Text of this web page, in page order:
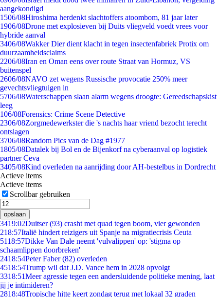
aangekondigd
1506/08Hiroshima herdenkt slachtoffers atoombom, 81 jaar later
1906/08Drone met explosieven bij Duits vliegveld voedt vrees voor
hybride aanval
3406/08Wakker Dier dient klacht in tegen insectenfabriek Protix om
duurzaamheidsclaims
2206/08Iran en Oman eens over route Straat van Hormuz, VS
buitenspel
2606/08NAVO zet wegens Russische provocatie 250% meer
gevechtsvliegtuigen in
5706/08Waterschappen slaan alarm wegens droogte: Gereedschapskist
leeg
106/08Forensics: Crime Scene Detective
2306/08Zorgmedewerkster die 's nachts haar vriend bezocht terecht
ontslagen
3706/08Random Pics van de Dag #1977
1805/08Datalek bij Bol en de Bijenkorf na cyberaanval op logistiek
partner Ceva
3405/08Kind overleden na aanrijding door AH-bestelbus in Dordrecht
Actieve items
Actieve items
Scrollbar gebruiken
opslaan
3419:02Duitser (93) crasht met quad tegen boom, vier gewonden
218:57Italië hindert reizigers uit Spanje na migratiecrisis Ceuta
5118:57Dikke Van Dale neemt 'vulvalippen' op: 'stigma op
schaamlippen doorbreken'
2418:54Peter Faber (82) overleden
4518:54Trump wil dat J.D. Vance hem in 2028 opvolgt
3318:51Meer agressie tegen een andersluidende politieke mening, laat
jij je intimideren?
2818:48Tropische hitte keert zondag terug met lokaal 32 graden